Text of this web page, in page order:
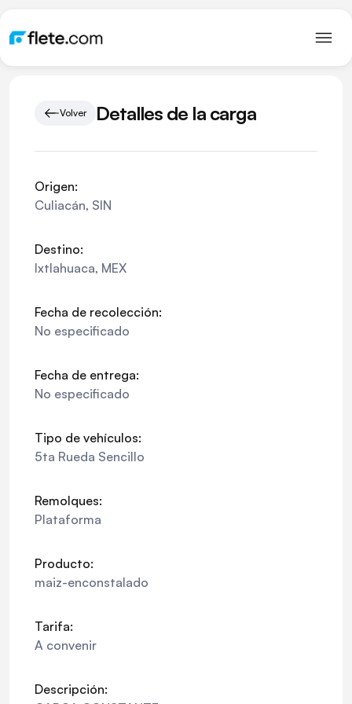
Volver Detalles de la carga
Origen:
Culiacán, SIN
Destino:
Ixtlahuaca, MEX
Fecha de recolección:
No especificado
Fecha de entrega:
No especificado
Tipo de vehículos:
5ta Rueda Sencillo
Remolques:
Plataforma
Producto:
maiz-enconstalado
Tarifa:
A convenir
Descripción: